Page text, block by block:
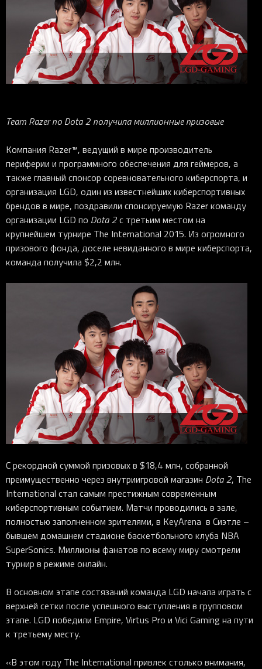
Аксессуары
Новинки
Pro Click
Аксессуары для мышей
Игровые мыши
Tartarus
Аксессуары для клавиатур
Все клавиатуры
Hammerhead
Аксессуары для аудио
Все аудио для ПК
Wireless Control Pod
Kraken Kitty
Kiyo
Контроллеры
Освещение
Ripsaw
Goliathus
Firefly
HyperFlux V2
Strider
Sphex
Pro Glide
Pro Click V2
Pro Click V2 Vertical
Pro Type Ergo
Pro Type
Pro Glide XXL
Аксессуары
Коллаборации
Софт
Synapse 4
Synapse 3
THX Spatial
7.1 Sound
Synapse 2 Legacy
Virtual Ring Light
Razer Axon
Streamer Companion App
Cortex
iOS-приложения
Киберспорт
Игровые ивенты
Team Razerпо Dota2 получила миллионные призовые
Компания Razer™, ведущий в мире производитель
периферии и программного обеспечения для геймеров, а
также главный спонсор соревновательного киберспорта, и
организация LGD, один из известнейших киберспортивных
брендов в мире, поздравили спонсируемую Razer команду
организации LGD по Dota2с третьим местом на
крупнейшем турнире The International 2015. Из огромного
призового фонда, доселе невиданного в мире киберспорта,
команда получила $2,2 млн.
С рекордной суммой призовых в $18,4 млн, собранной
преимущественно через внутриигровой магазин Dota2, The
International стал самым престижным современным
киберспортивным событием. Матчи проводились в зале,
полностью заполненном зрителями, в KeyArena в Сиэтле –
бывшем домашнем стадионе баскетбольного клуба NBA
SuperSonics. Миллионы фанатов по всему миру смотрели
турнир в режиме онлайн.
В основном этапе состязаний команда LGD начала играть с
верхней сетки после успешного выступления в групповом
этапе. LGD победили Empire, Virtus Pro и Vici Gaming на пути
к третьему месту.
«В этом году The International привлек столько внимания,